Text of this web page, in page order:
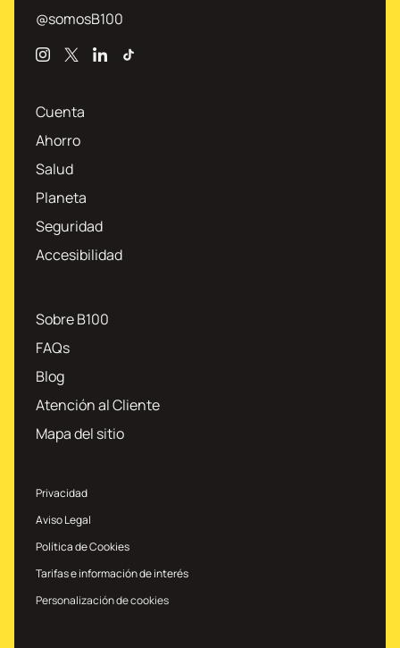
@somosB100
InstagramLinkedin
Cuenta
Ahorro
Salud
Planeta
Seguridad
Accesibilidad
Sobre B100
FAQs
Blog
Atención al Cliente
Mapa del sitio
Privacidad
Aviso Legal
Política de Cookies
Tarifas e información de interés
Personalización de cookies